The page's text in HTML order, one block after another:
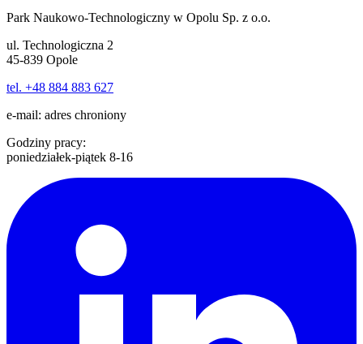
Park Naukowo-Technologiczny w Opolu Sp. z o.o.
ul. Technologiczna 2
45-839 Opole
tel. +48 884 883 627
e-mail: adres chroniony
Godziny pracy:
poniedziałek-piątek 8-16